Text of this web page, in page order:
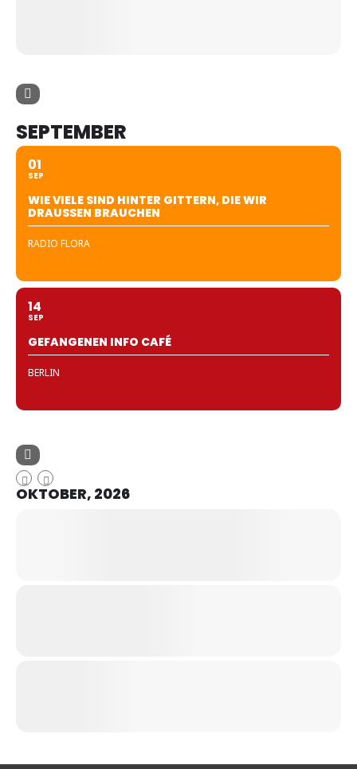
SEPTEMBER
01
SEP
WIE VIELE SIND HINTER GITTERN, DIE WIR
DRAUSSEN BRAUCHEN
RADIO FLORA
14
SEP
GEFANGENEN INFO CAFÉ
BERLIN
OKTOBER, 2026